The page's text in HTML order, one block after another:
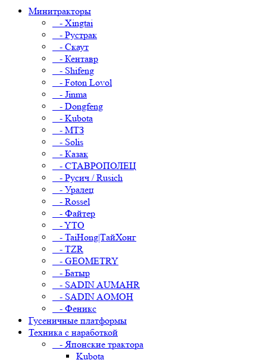
Минитракторы
- Xingtai
- Рустрак
- Скаут
- Кентавр
- Shifeng
- Foton Lovol
- Jinma
- Dongfeng
- Kubota
- МТЗ
- Solis
- Казак
- СТАВРОПОЛЕЦ
- Русич / Rusich
- Уралец
- Rossel
- Файтер
- YTO
- TaiHong|ТайХонг
- TZR
- GEOMETRY
- Батыр
- SADIN AUMAHR
- SADIN AOMOH
- Феникс
Гусеничные платформы
Техника с наработкой
- Японские трактора
Kubota